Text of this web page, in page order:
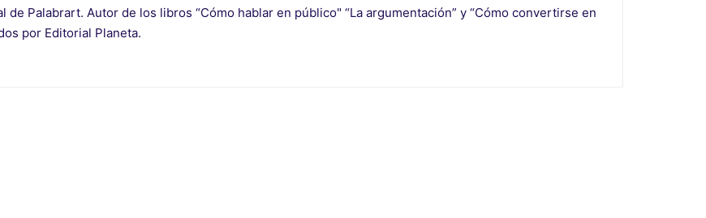
de Palabrart. Autor de los libros “Cómo hablar en público" “La argumentación” y “Cómo convertirse en
por Editorial Planeta.